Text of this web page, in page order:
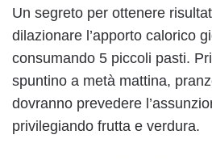
Un segreto per ottenere
dilazionare l’apporto calorico
consumando 5 piccoli pasti.
spuntino a metà mattina,
dovranno prevedere
privilegiando frutta e verdura.